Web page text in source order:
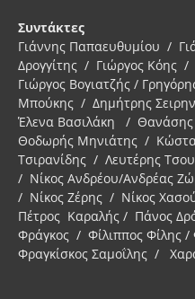
Συντάκτες
Γιάννης Παπαευθυμίου /
Δρογγίτης / Γιώργος Κόης
Γιώργος Βογιατζής /
Μπούκης / Δημήτρης
Έλενα Βασιλάκη /
Θοδωρής Μηνιάτης /
Τσιρανίδης / Λευτέρης
/ Νίκος Ανδρέου/Ανδρέας
/ Νίκος Ζέρης / Νίκος
Πέτρος Καραλής / Πάνος
Φράγκος / Φίλιππος Φίλης
Φραγκίσκος Σαμοΐλης /